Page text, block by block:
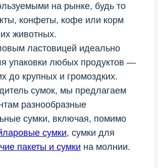
на рынке, будь то
конфеты, кофе или корм
животных.
ластовицей идеально
упаковки любых продуктов —
до крупных и громоздких.
сумок, мы предлагаем
разнообразные
сумки, включая, помимо
сумки, сумки для
пакеты и сумки на молнии.